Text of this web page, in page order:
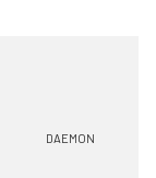
DAEMON